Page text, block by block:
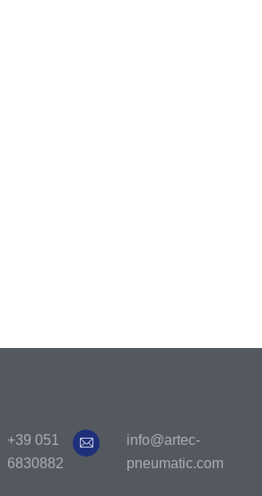
+39 051
6830882
info@artec-
pneumatic.com